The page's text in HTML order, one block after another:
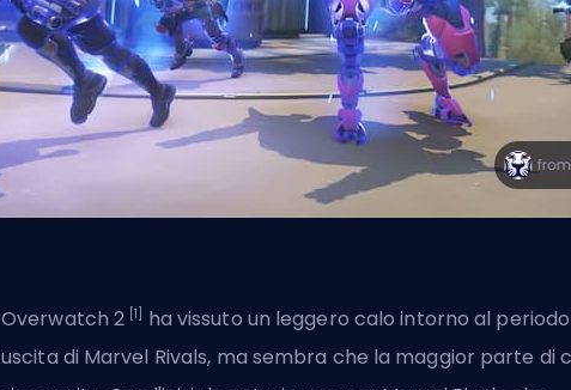
Overwatch 2 [1]
ha vissuto un leggero calo intorno al
uscita di Marvel Rivals, ma sembra che la maggior parte di